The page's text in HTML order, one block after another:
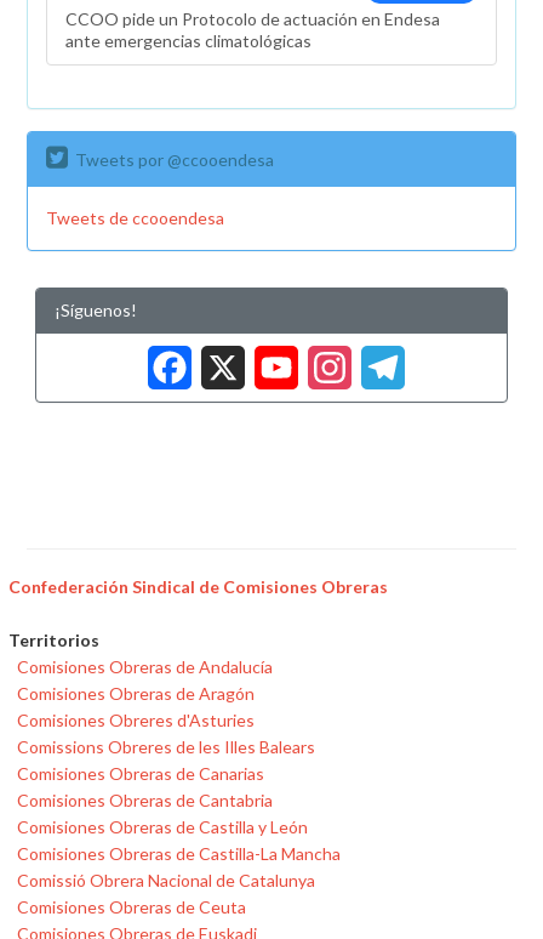
CCOO pide un Protocolo de actuación en Endesa
ante emergencias climatológicas
Tweets por @ccooendesa
Tweets de ccooendesa
¡Síguenos!
Facebook
X
Confederación Sindical de Comisiones Obreras
Territorios
Comisiones Obreras de Andalucía
Comisiones Obreras de Aragón
Comisiones Obreres d'Asturies
Comissions Obreres de les Illes Balears
Comisiones Obreras de Canarias
Comisiones Obreras de Cantabria
Comisiones Obreras de Castilla y León
Comisiones Obreras de Castilla-La Mancha
Comissió Obrera Nacional de Catalunya
Comisiones Obreras de Ceuta
Comisiones Obreras de Euskadi